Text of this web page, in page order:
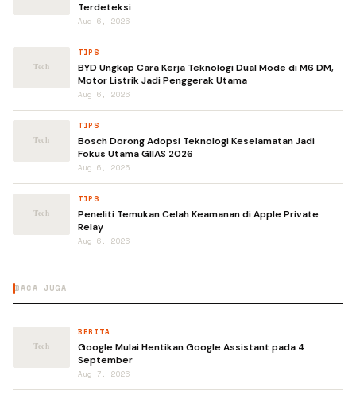
Terdeteksi
Aug 6, 2026
TIPS
BYD Ungkap Cara Kerja Teknologi Dual Mode di M6 DM,
Motor Listrik Jadi Penggerak Utama
Aug 6, 2026
TIPS
Bosch Dorong Adopsi Teknologi Keselamatan Jadi
Fokus Utama GIIAS 2026
Aug 6, 2026
TIPS
Peneliti Temukan Celah Keamanan di Apple Private
Relay
Aug 6, 2026
BACA JUGA
BERITA
Google Mulai Hentikan Google Assistant pada 4
September
Aug 7, 2026